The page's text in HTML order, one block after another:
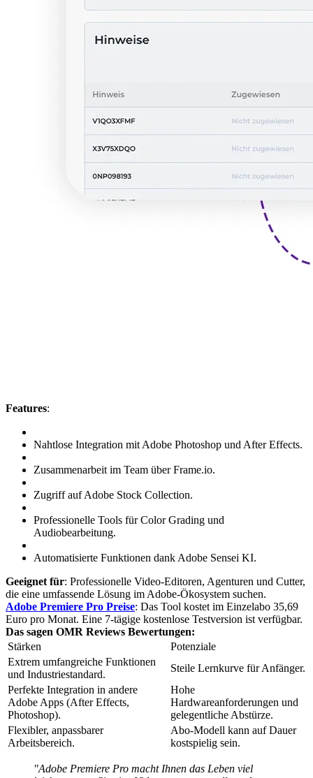
Features:
Nahtlose Integration mit Adobe Photoshop und After Effects.
Zusammenarbeit im Team über Frame.io.
Zugriff auf Adobe Stock Collection.
Professionelle Tools für Color Grading und
Audiobearbeitung.
Automatisierte Funktionen dank Adobe Sensei KI.
Geeignet für: Professionelle Video-Editoren, Agenturen und Cutter,
die eine umfassende Lösung im Adobe-Ökosystem suchen.
Adobe Premiere Pro Preise: Das Tool kostet im Einzelabo 35,69
Euro pro Monat. Eine 7-tägige kostenlose Testversion ist verfügbar.
Das sagen OMR Reviews Bewertungen:
Stärken
Potenziale
Extrem umfangreiche Funktionen
und Industriestandard.
Steile Lernkurve für Anfänger.
Perfekte Integration in andere
Adobe Apps (After Effects,
Photoshop).
Hohe
Hardwareanforderungen und
gelegentliche Abstürze.
Flexibler, anpassbarer
Arbeitsbereich.
Abo-Modell kann auf Dauer
kostspielig sein.
"Adobe Premiere Pro macht Ihnen das Leben viel